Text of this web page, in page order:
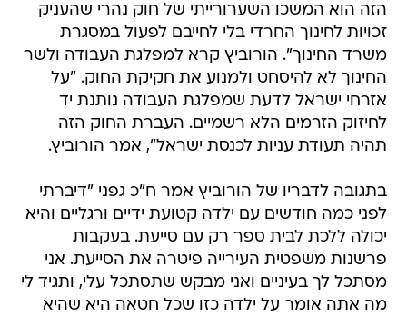
משרד החינוך". הורוביץ קרא למפלגת העבודה ולשר
החינוך לא להיסחט ולמנוע את חקיקת החוק. "על
אזרחי ישראל לדעת שמפלגת העבודה נותנת יד
לחיזוק הזרמים הלא רשמיים. העברת החוק הזה
תהיה תעודת עניות לכנסת ישראל", אמר הורוביץ.
בתגובה לדבריו של הורוביץ אמר ח"כ גפני "דיברתי
יכולה ללכת לבית ספר רק עם סייעת. בעקבות
פרשנות משפטית העירייה פיטרה את הסייעת. אני
מסתכל לך בעיניים ואני מבקש שתסתכל עלי, ותגיד לי
מה אתה אומר על ילדה כזו שכל חטאה היא שהיא
חרדית. שום דבר אחר. 20 דקות דיברת על
פלורליזם. אתה תתבייש לך! אנשים פלורליסטים עד